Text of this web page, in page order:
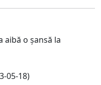
aibă o șansă la
05-18)